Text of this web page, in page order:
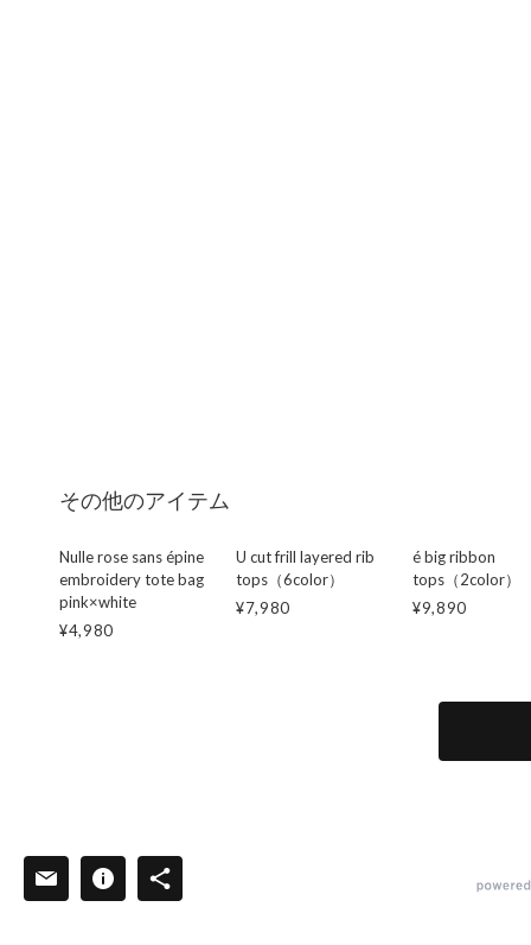
その他のアイテム
Nulle rose sans épine
embroidery tote bag
pink×white
¥4,980
U cut frill layered rib
tops（6color）
¥7,980
é big ribbon
tops（2color）
¥9,890